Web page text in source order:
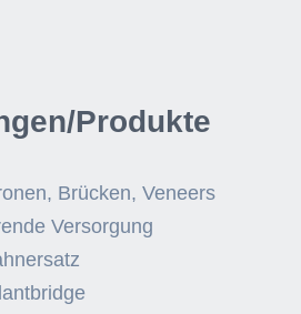
Produkte
Brücken, Veneers
Versorgung